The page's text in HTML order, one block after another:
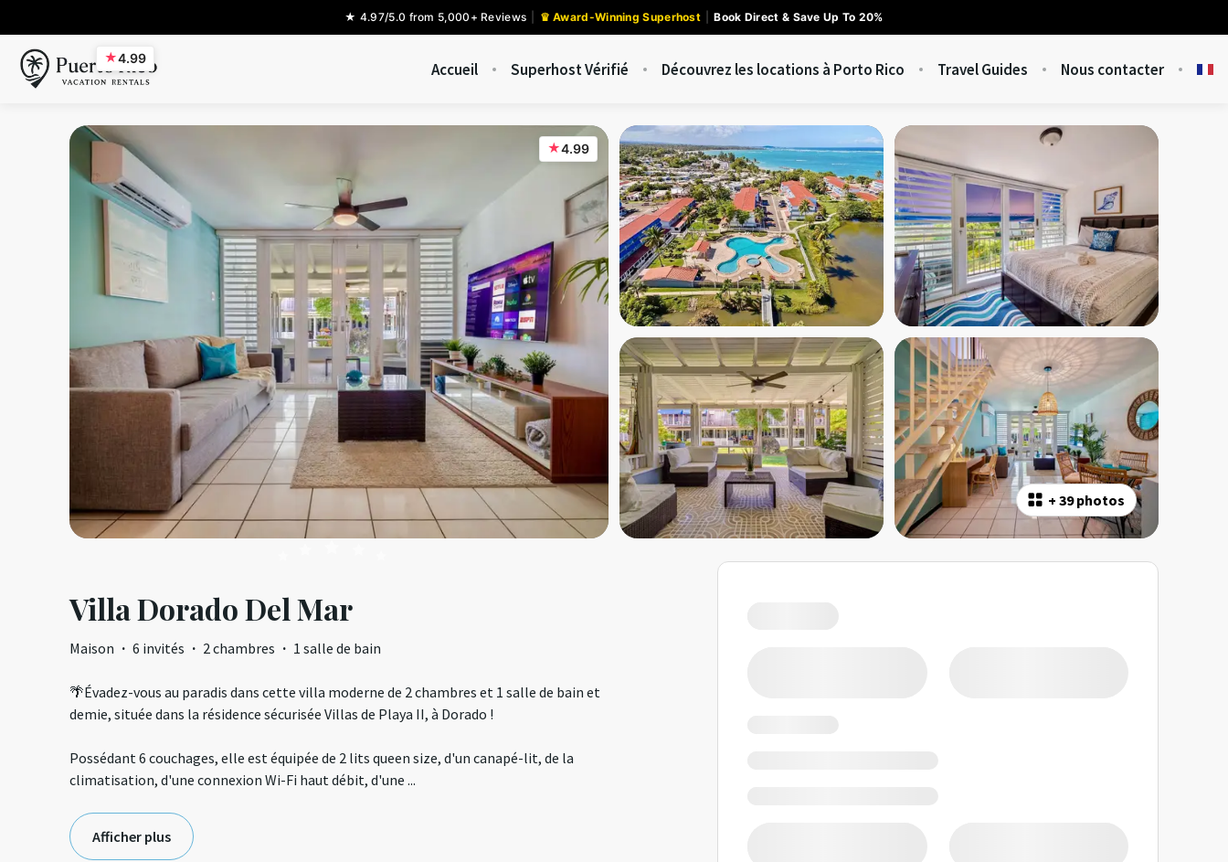
★ 4.97/5.0 from 5,000+ Reviews ♛ Award-Winning Superhost Book Direct & Save Up To 20%
★4.99
Accueil Superhost Vérifié Découvrez les locations à Porto Rico Travel Guides Nous contacter
+ 39 photos
★4.99
Villa Dorado Del Mar
Maison · 6 invités · 2 chambres · 1 salle de bain
🌴Évadez-vous au paradis dans cette villa moderne de 2 chambres et 1 salle de bain et
demie, située dans la résidence sécurisée Villas de Playa II, à Dorado !
Possédant 6 couchages, elle est équipée de 2 lits queen size, d'un canapé-lit, de la
climatisation, d'une connexion Wi-Fi haut débit, d'une ...
Afficher plus